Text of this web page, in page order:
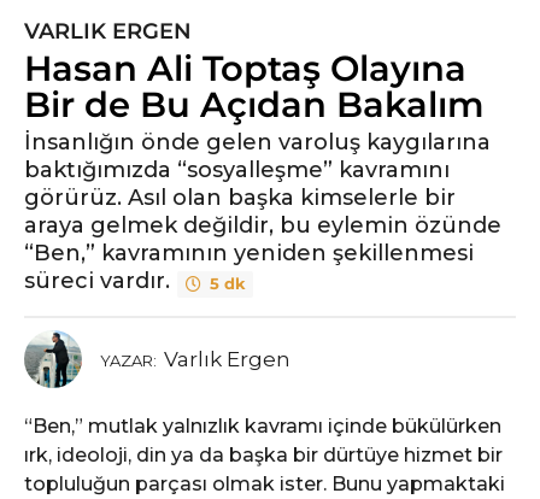
6
y
ı
l
ö
n
c
e
y
l
ö
e
VARLIK ERGEN
Hasan Ali Toptaş Olayına
Bir de Bu Açıdan Bakalım
İnsanlığın önde gelen varoluş kaygılarına
baktığımızda “sosyalleşme” kavramını
görürüz. Asıl olan başka kimselerle bir
araya gelmek değildir, bu eylemin özünde
“Ben,” kavramının yeniden şekillenmesi
süreci vardır.
5 dk
YAZAR: Varlık Ergen
“Ben,” mutlak yalnızlık kavramı içinde bükülürken
ırk, ideoloji, din ya da başka bir dürtüye hizmet bir
topluluğun parçası olmak ister. Bunu yapmaktaki